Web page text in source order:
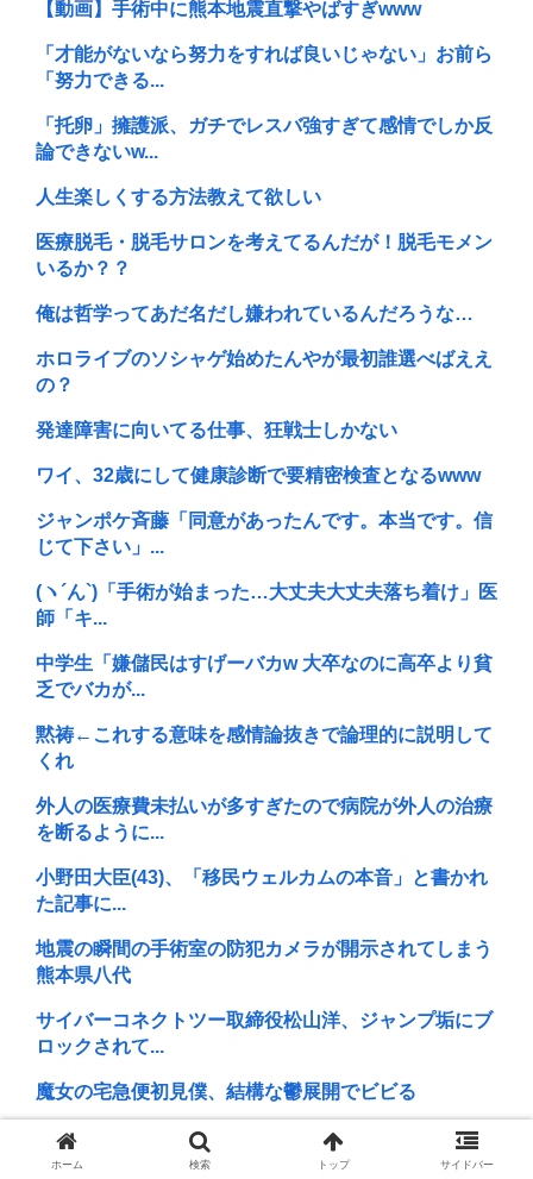
【動画】手術中に熊本地震直撃やばすぎwww
「才能がないなら努力をすれば良いじゃない」お前ら
「努力できる...
「托卵」擁護派、ガチでレスバ強すぎて感情でしか反
論できないw...
人生楽しくする方法教えて欲しい
医療脱毛・脱毛サロンを考えてるんだが！脱毛モメン
いるか？？
俺は哲学ってあだ名だし嫌われているんだろうな…
ホロライブのソシャゲ始めたんやが最初誰選べばええ
の？
発達障害に向いてる仕事、狂戦士しかない
ワイ、32歳にして健康診断で要精密検査となるwww
ジャンポケ斉藤「同意があったんです。本当です。信
じて下さい」...
(ヽ´ん`)「手術が始まった…大丈夫大丈夫落ち着け」医
師「キ...
中学生「嫌儲民はすげーバカw 大卒なのに高卒より貧
乏でバカが...
黙祷←これする意味を感情論抜きで論理的に説明して
くれ
外人の医療費未払いが多すぎたので病院が外人の治療
を断るように...
小野田大臣(43)、「移民ウェルカムの本音」と書かれ
た記事に...
地震の瞬間の手術室の防犯カメラが開示されてしまう
熊本県八代
サイバーコネクトツー取締役松山洋、ジャンプ垢にブ
ロックされて...
魔女の宅急便初見僕、結構な鬱展開でビビる
例の自殺配信、ウッキウキでXに拡散されまくるwww
ホーム 検索 トップ サイドバー